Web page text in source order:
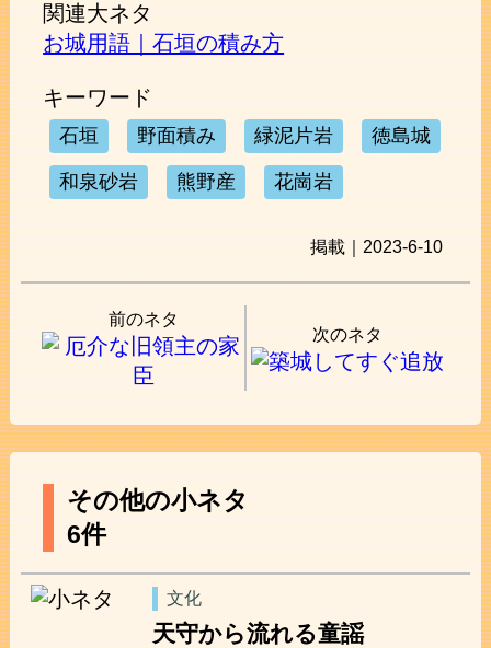
関連大ネタ
お城用語｜石垣の積み方
キーワード
石垣 野面積み 緑泥片岩 徳島城
和泉砂岩 熊野産 花崗岩
掲載｜2023-6-10
前のネタ
次のネタ
その他の小ネタ
6件
文化
天守から流れる童謡